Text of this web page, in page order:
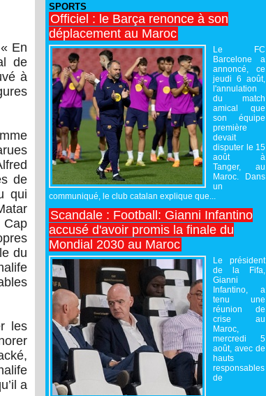
En
de
à
de
qui
Cap
du
les
a
SPORTS
Officiel : le Barça renonce à son
déplacement au Maroc
Le FC
Barcelone a
annoncé, ce
jeudi 6 août,
l'annulation
du match
amical que
son équipe
première
devait
disputer le 15
août à
Tanger, au
Maroc. Dans
un
communiqué, le club catalan explique que...
Scandale : Football: Gianni Infantino
accusé d'avoir promis la finale du
Mondial 2030 au Maroc
Le président
de la Fifa,
Gianni
Infantino, a
tenu une
réunion de
crise au
Maroc,
mercredi 5
août, avec de
hauts
responsables
de